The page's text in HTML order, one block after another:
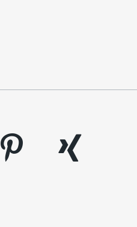
pinterest
xing